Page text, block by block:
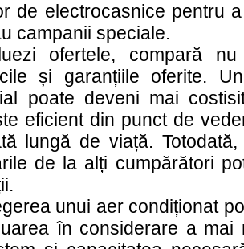
de electrocasnice pentru
campanii speciale.
ofertele, compară
și garanțiile oferite.
poate deveni mai
eficient din punct de
lungă de viață.
de la alți cumpărători
unui aer condiționat
în considerare a mai